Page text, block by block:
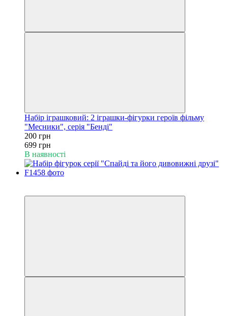
Набір іграшковий: 2 іграшки-фігурки героїв фільму
"Месники", серія "Бенді"
200 грн
699 грн
В наявності